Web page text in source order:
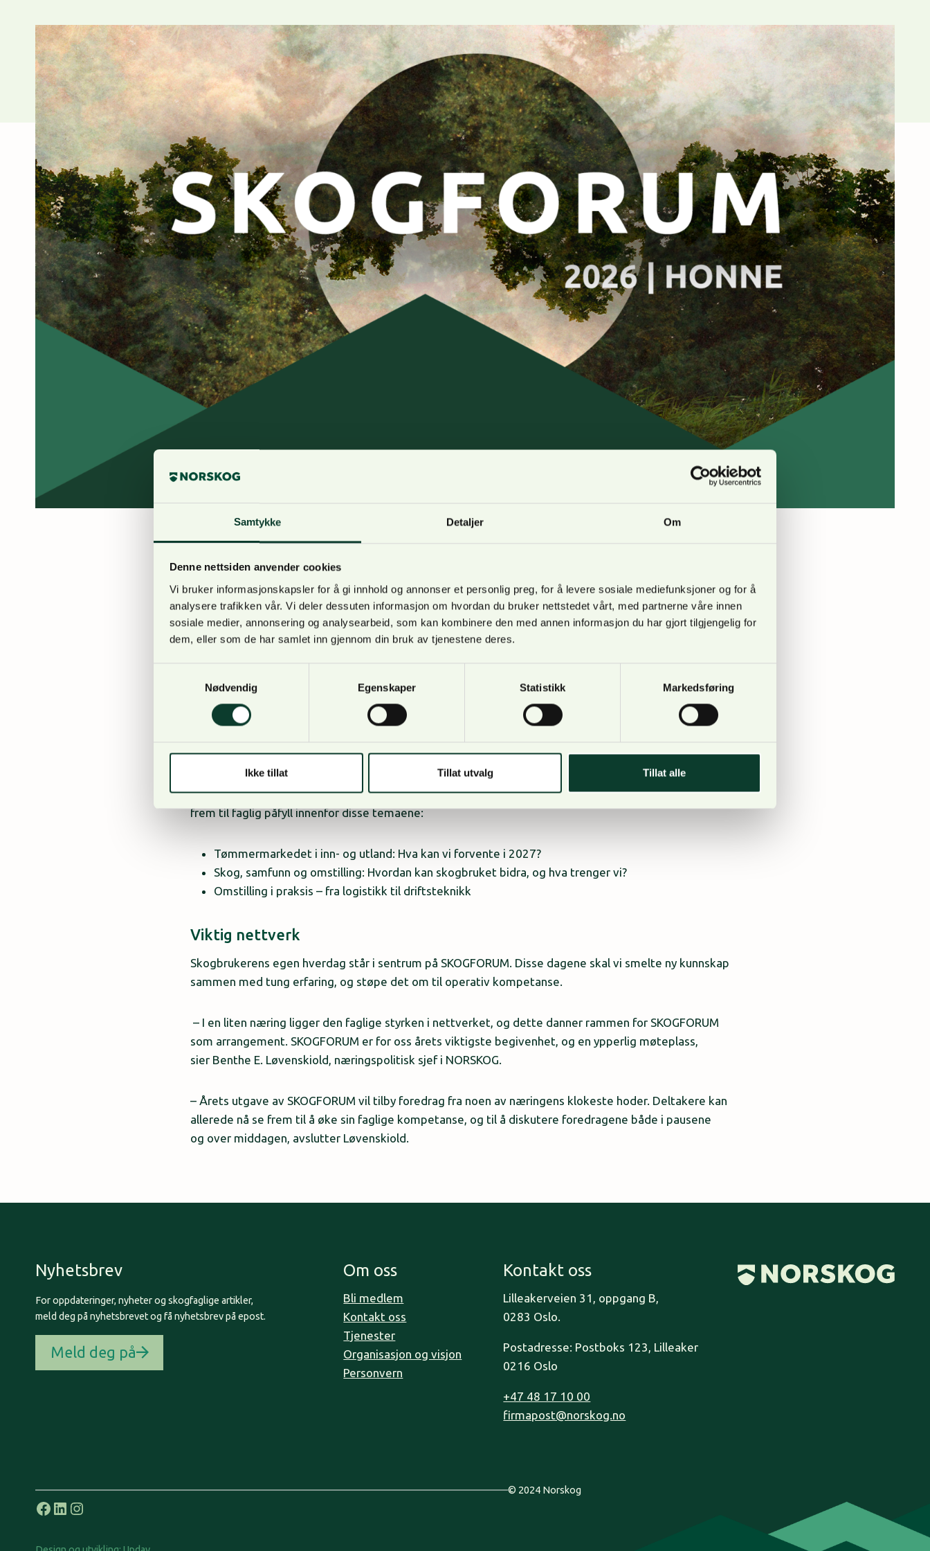
Samtykke Detaljer Om
Denne nettsiden anvender cookies
Vi bruker informasjonskapsler for å gi innhold og annonser et personlig preg, for å levere sosiale mediefunksjoner og for å
analysere trafikken vår. Vi deler dessuten informasjon om hvordan du bruker nettstedet vårt, med partnerne våre innen
sosiale medier, annonsering og analysearbeid, som kan kombinere den med annen informasjon du har gjort tilgjengelig for
dem, eller som de har samlet inn gjennom din bruk av tjenestene deres.
Nødvendig
Egenskaper Statistikk Markedsføring
Ikke tillat Tillat utvalg Tillat alle
Anne Bjølgerud 27. juni 2026
05.-06. november inviterer NORSKOG skognæringen til ny utgave av SKOGFORUM.
SKOGFORUM vil som alltid levere gode debatter, presentasjoner av aktuelt fagstoff og rykende ferske
markedsanalyser. Både i 2024 og 2025 hadde vi rekordstort antall deltakere på arrangementet, og vi
forventer like mange påmeldte også i år.
Tømmermarkedet, skogen og omstillingssamfunnet
publiseres mot slutten av august, og vi vil åpne for påmeldinger i september.
De store linjene for arrangementet er allikevel klare, og de som tar turen til Honne i november kan se
frem til faglig påfyll innenfor disse temaene:
Tømmermarkedet i inn- og utland: Hva kan vi forvente i 2027?
Skog, samfunn og omstilling: Hvordan kan skogbruket bidra, og hva trenger vi?
Omstilling i praksis – fra logistikk til driftsteknikk
Viktig nettverk
Skogbrukerens egen hverdag står i sentrum på SKOGFORUM. Disse dagene skal vi smelte ny kunnskap
sammen med tung erfaring, og støpe det om til operativ kompetanse.
– I en liten næring ligger den faglige styrken i nettverket, og dette danner rammen for SKOGFORUM
som arrangement. SKOGFORUM er for oss årets viktigste begivenhet, og en ypperlig møteplass,
sier Benthe E. Løvenskiold, næringspolitisk sjef i NORSKOG.
– Årets utgave av SKOGFORUM vil tilby foredrag fra noen av næringens klokeste hoder. Deltakere kan
allerede nå se frem til å øke sin faglige kompetanse, og til å diskutere foredragene både i pausene
og over middagen, avslutter Løvenskiold.
Nyhetsbrev
For oppdateringer, nyheter og skogfaglige artikler,
meld deg på nyhetsbrevet og få nyhetsbrev på epost.
Meld deg på
Om oss
Bli medlem
Kontakt oss
Tjenester
Organisasjon og visjon
Personvern
Kontakt oss
Lilleakerveien 31, oppgang B,
0283 Oslo.
Postadresse: Postboks 123, Lilleaker
0216 Oslo
+47 48 17 10 00
firmapost@norskog.no
© 2024 Norskog
Facebook
LinkedIn
Instagram